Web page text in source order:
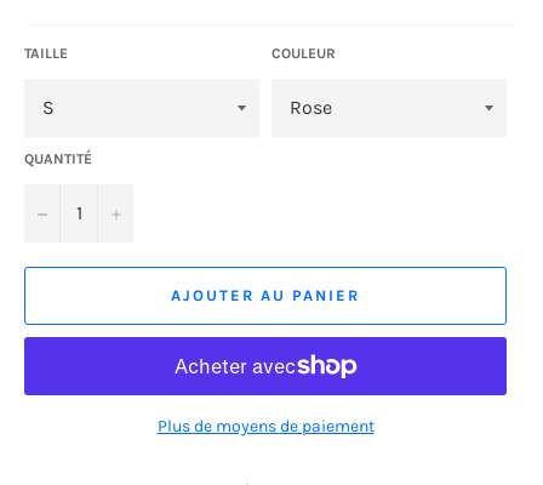
TAILLE COULEUR
QUANTITÉ
− +
AJOUTER AU PANIER
Plus de moyens de paiement